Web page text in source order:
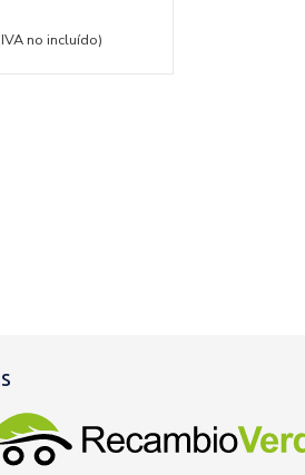
no incluído)